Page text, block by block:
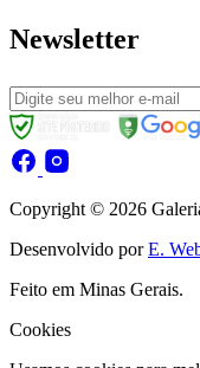
Newsletter
Copyright © 2026
Desenvolvido porE.
Feito em Minas Gerais.
Cookies